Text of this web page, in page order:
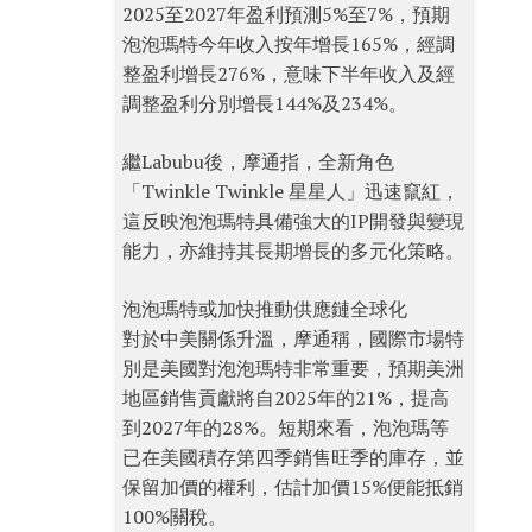
2025至2027年盈利預測5%至7%，預期
泡泡瑪特今年收入按年增長165%，經調
整盈利增長276%，意味下半年收入及經
調整盈利分別增長144%及234%。
繼Labubu後，摩通指，全新角色
「Twinkle Twinkle 星星人」迅速竄紅，
這反映泡泡瑪特具備強大的IP開發與變現
能力，亦維持其長期增長的多元化策略。
泡泡瑪特或加快推動供應鏈全球化
對於中美關係升溫，摩通稱，國際市場特
別是美國對泡泡瑪特非常重要，預期美洲
地區銷售貢獻將自2025年的21%，提高
到2027年的28%。短期來看，泡泡瑪等
已在美國積存第四季銷售旺季的庫存，並
保留加價的權利，估計加價15%便能抵銷
100%關稅。